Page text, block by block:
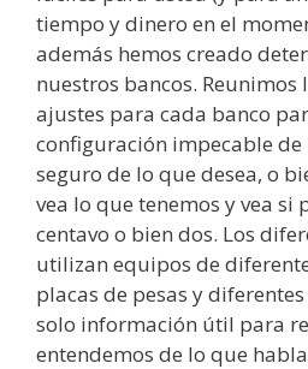
tiempo y dinero en el
además hemos creado
nuestros bancos. Reunimos
ajustes para cada banco
configuración impecable de
seguro de lo que desea, o
vea lo que tenemos y vea si
centavo o bien dos. Los
utilizan equipos de
placas de pesas y
solo información útil para
entendemos de lo que